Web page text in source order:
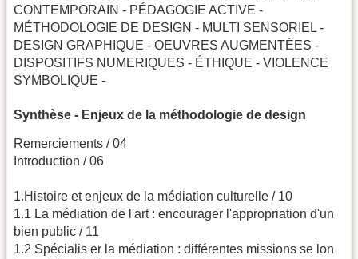
CONTEMPORAIN - PÉDAGOGIE ACTIVE -
MÉTHODOLOGIE DE DESIGN - MULTI SENSORIEL -
DESIGN GRAPHIQUE - OEUVRES AUGMENTÉES -
DISPOSITIFS NUMERIQUES - ÉTHIQUE - VIOLENCE
SYMBOLIQUE -
Synthèse - Enjeux de la méthodologie de design
Remerciements / 04
Introduction / 06
1.Histoire et enjeux de la médiation culturelle / 10
1.1 La médiation de l'art : encourager l'appropriation d'un
bien public / 11
1.2 Spécialis er la médiation : différentes missions se lon